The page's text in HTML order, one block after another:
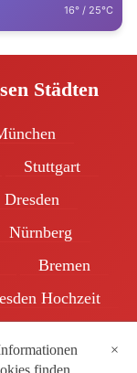
16° / 25°C
Städten
Stuttgart
Dresden
Nürnberg
Bremen
Hochzeit
finden
×